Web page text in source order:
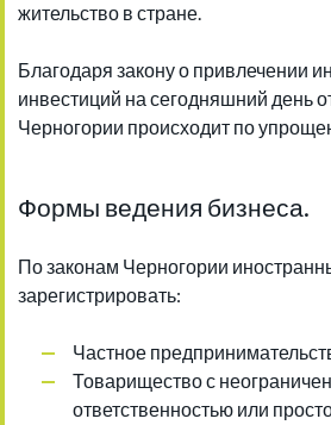
жительство в стране.
Благодаря закону о привлечении
инвестиций на сегодняшний день
Черногории происходит по
Формы ведения бизнеса.
По законам Черногории
зарегистрировать:
Частное
Товарищество с
ответственностью или